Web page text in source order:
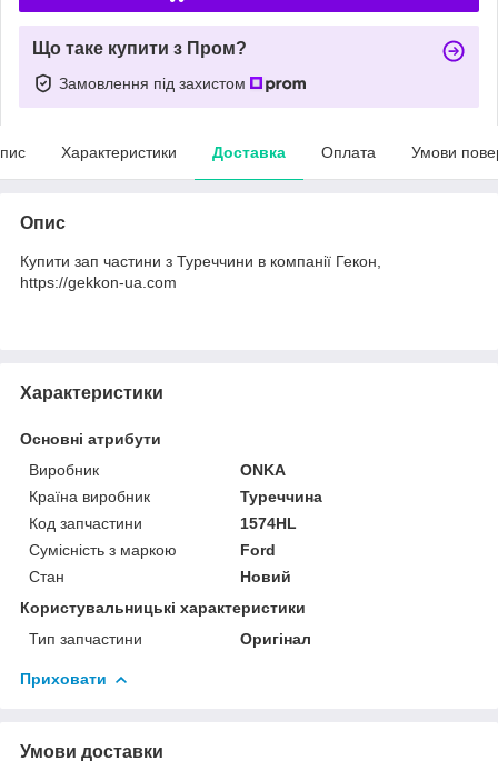
Що таке купити з Пром?
Замовлення під захистом
Характеристики Доставка Оплата Умови
Опис
Купити зап частини з Туреччини в компанії Гекон,
https://gekkon-ua.com
Характеристики
Основні атрибути
Виробник
ONKA
Країна виробник
Туреччина
Код запчастини
1574HL
Сумісність з маркою
Ford
Стан
Новий
Користувальницькі характеристики
Тип запчастини
Оригінал
Приховати
Умови доставки